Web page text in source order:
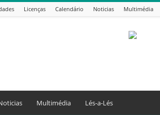
Licenças Calendário Noticias Multimédia
Multimédia Lés-a-Lés